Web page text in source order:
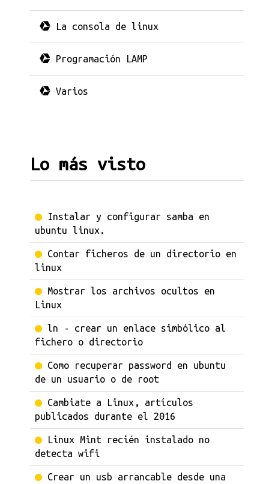
La consola de linux
Programación LAMP
Varios
Lo más visto
Instalar y configurar samba en
ubuntu linux.
Contar ficheros de un directorio en
linux
Mostrar los archivos ocultos en
Linux
ln - crear un enlace simbólico al
fichero o directorio
Como recuperar password en ubuntu
de un usuario o de root
Cambiate a Linux, artículos
publicados durante el 2016
Linux Mint recién instalado no
detecta wifi
Crear un usb arrancable desde una